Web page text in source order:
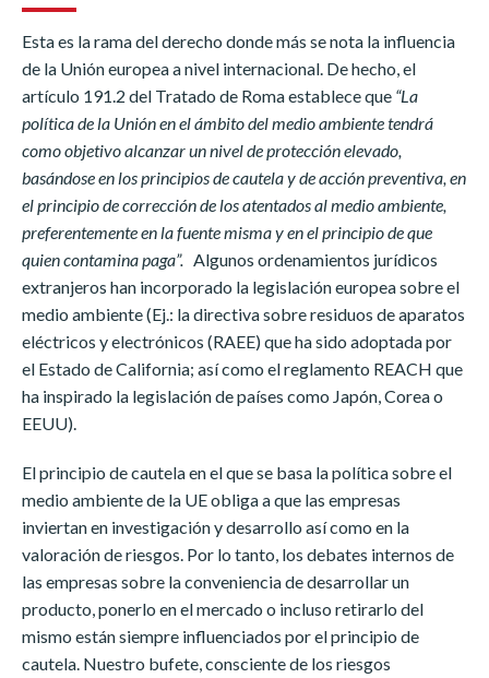
Esta es la rama del derecho donde más se nota la influencia
de la Unión europea a nivel internacional. De hecho, el
artículo 191.2 del Tratado de Roma establece que “La
política de la Unión en el ámbito del medio ambiente tendrá
como objetivo alcanzar un nivel de protección elevado,
basándose en los principios de cautela y de acción preventiva, en
el principio de corrección de los atentados al medio ambiente,
preferentemente en la fuente misma y en el principio de que
quien contamina paga”. Algunos ordenamientos jurídicos
extranjeros han incorporado la legislación europea sobre el
medio ambiente (Ej.: la directiva sobre residuos de aparatos
eléctricos y electrónicos (RAEE) que ha sido adoptada por
el Estado de California; así como el reglamento REACH que
ha inspirado la legislación de países como Japón, Corea o
EEUU).
El principio de cautela en el que se basa la política sobre el
medio ambiente de la UE obliga a que las empresas
inviertan en investigación y desarrollo así como en la
valoración de riesgos. Por lo tanto, los debates internos de
las empresas sobre la conveniencia de desarrollar un
producto, ponerlo en el mercado o incluso retirarlo del
mismo están siempre influenciados por el principio de
cautela. Nuestro bufete, consciente de los riesgos
Switch The Language